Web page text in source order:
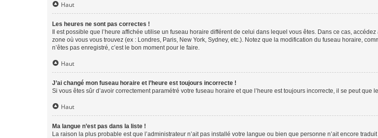
Haut
Les heures ne sont pas correctes !
Il est possible que l’heure affichée utilise un fuseau horaire différent de celui dans lequel vous êtes. Dans ce cas, accédez
zone où vous vous trouvez (ex : Londres, Paris, New York, Sydney, etc.). Notez que la modification du fuseau horaire,
n’êtes pas enregistré, c’est le bon moment pour le faire.
Haut
J’ai changé mon fuseau horaire et l’heure est toujours incorrecte !
Si vous êtes sûr d’avoir correctement paramétré votre fuseau horaire et que l’heure est toujours incorrecte, il se peut
Haut
Ma langue n’est pas dans la liste !
La raison la plus probable est que l’administrateur n’ait pas installé votre langue ou bien que personne n’ait encore